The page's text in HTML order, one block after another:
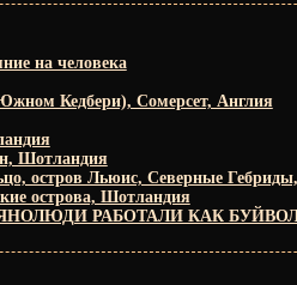
на человека
Кедбери), Сомерсет, Англия
Шотландия
остров Льюис, Северные
острова, Шотландия
РАБОТАЛИ КАК